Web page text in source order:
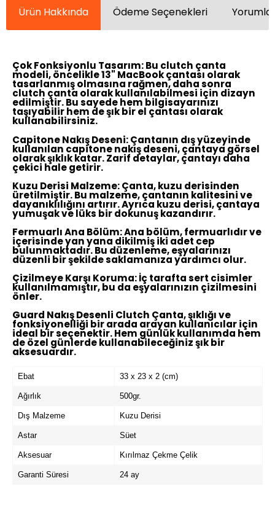
Ürün Hakkında Ödeme Seçenekleri
Çok Fonksiyonlu Tasarım:Bu clutch çanta
modeli, öncelikle 13" MacBook çantası olarak
tasarlanmış olmasına rağmen, daha sonra
clutch çanta olarak kullanılabilmesi için dizayn
edilmiştir. Bu sayede hem bilgisayarınızı
taşıyabilir hem de şık bir el çantası olarak
kullanabilirsiniz.
Capitone Nakış Deseni:Çantanın dış yüzeyinde
kullanılan capitone nakış deseni, çantaya görsel
olarak şıklık katar. Zarif detaylar, çantayı daha
çekici hale getirir.
Kuzu Derisi Malzeme:Çanta, kuzu derisinden
üretilmiştir. Bu malzeme, çantanın kalitesini ve
dayanıklılığını artırır. Ayrıca kuzu derisi, çantaya
yumuşak ve lüks bir dokunuş kazandırır.
Fermuarlı Ana Bölüm:Ana bölüm, fermuarlıdır ve
içerisinde yan yana dikilmiş iki adet cep
bulunmaktadır. Bu düzenleme, eşyalarınızı
düzenli bir şekilde saklamanıza yardımcı olur.
Çizilmeye Karşı Koruma:İç tarafta sert cisimler
kullanılmamıştır, bu da eşyalarınızın çizilmesini
önler.
Guard Nakış Desenli Clutch Çanta, şıklığı ve
fonksiyonelliği bir arada arayan kullanıcılar için
ideal bir seçenektir. Hem günlük kullanımda hem
de özel günlerde kullanabileceğiniz şık bir
aksesuardır.
Ebat 33 x 23 x 2 (cm)
Ağırlık 500gr.
Dış Malzeme Kuzu Derisi
Astar Süet
Aksesuar Kırılmaz Çekme Çelik
Garanti Süresi 24 ay